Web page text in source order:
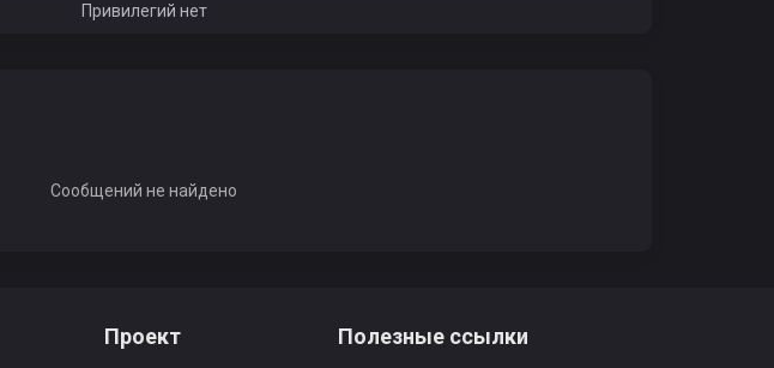
Привилегий нет
Сообщений не найдено
Проект Полезные ссылки